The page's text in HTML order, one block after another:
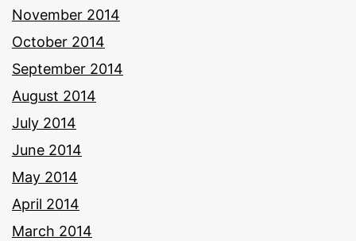
November 2014
October 2014
September 2014
August 2014
July 2014
June 2014
May 2014
April 2014
March 2014